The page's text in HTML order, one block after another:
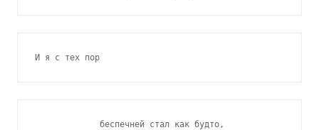
И я с тех пор
             беспечней стал как будто,